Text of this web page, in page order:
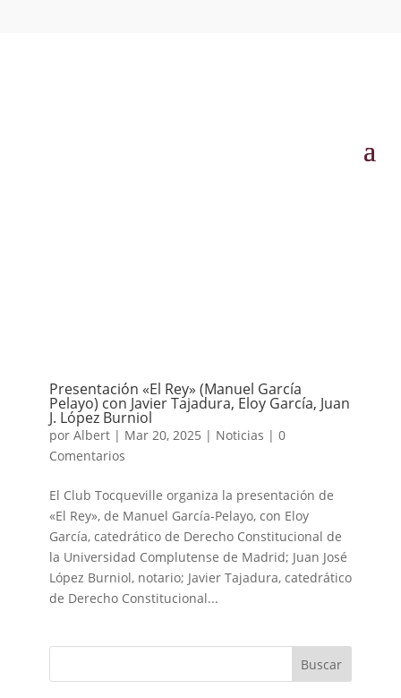
Presentación «El Rey» (Manuel García
Pelayo) con Javier Tajadura, Eloy García, Juan
J. López Burniol
por Albert| Mar 20, 2025 | Noticias | 0
Comentarios
El Club Tocqueville organiza la presentación de
«El Rey», de Manuel García-Pelayo, con Eloy
García, catedrático de Derecho Constitucional de
la Universidad Complutense de Madrid; Juan José
López Burniol, notario; Javier Tajadura, catedrático
de Derecho Constitucional...